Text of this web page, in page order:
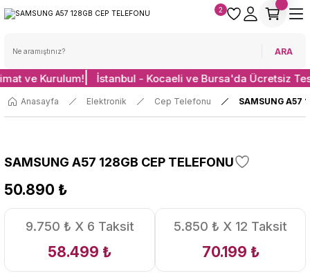
ARA
2
ve Kurulum! İstanbul - Kocaeli ve Bursa'da Ücretsiz
Anasayfa Elektronik Cep Telefonu SAMSUNG A57
SAMSUNG A57 128GB CEP TELEFONU
50.890 ₺
9.750 ₺ X 6 Taksit
58.499 ₺
5.850 ₺ X 12 Taksit
70.199 ₺